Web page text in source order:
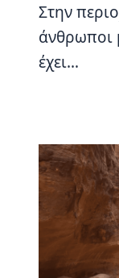
Στην
άνθρωποι
έχει…